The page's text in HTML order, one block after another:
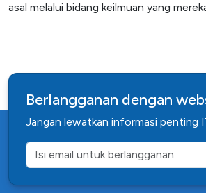
asal melalui bidang keilmuan yang
Berlangganan dengan
Jangan lewatkan informasi penting